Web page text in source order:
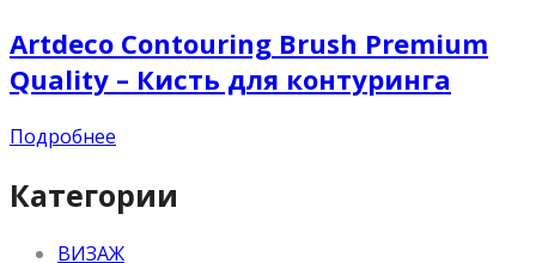
Artdeco Contouring Brush Premium
Quality – Кисть для контуринга
Подробнее
Категории
ВИЗАЖ